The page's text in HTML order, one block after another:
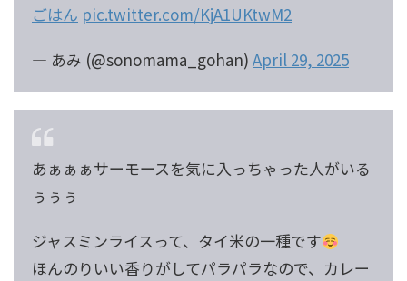
ごはん pic.twitter.com/KjA1UKtwM2
— あみ (@sonomama_gohan) April 29, 2025
あぁぁぁサーモースを気に入っちゃった人がいる
ぅぅぅ
ジャスミンライスって、タイ米の一種です
ほんのりいい香りがしてパラパラなので、カレー